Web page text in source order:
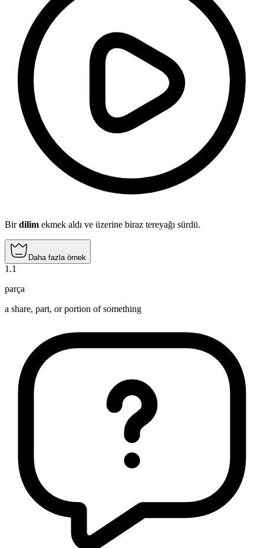
Birdilim ekmek aldı ve üzerine biraz tereyağı sürdü.
Daha fazla örnek
1 .1
parça
a share, part, or portion of something